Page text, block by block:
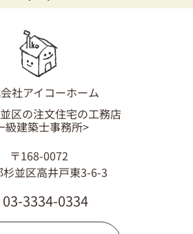
採用情報
03-3334-0334
社アイコーホーム
区の注文住宅の工務店
級建築士事務所>
〒168-0072
杉並区高井戸東3-6-3
03-3334-0334